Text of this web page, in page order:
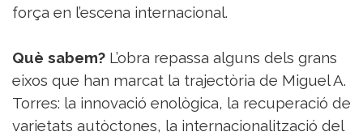
força en l’escena internacional.
Què sabem? L’obra repassa alguns dels grans
eixos que han marcat la trajectòria de Miguel A.
Torres: la innovació enològica, la recuperació de
varietats autòctones, la internacionalització del